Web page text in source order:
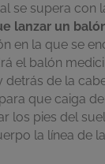
se supera con
lanzar un
en la que se
el balón
detrás de la
que caiga
los pies del
la línea de